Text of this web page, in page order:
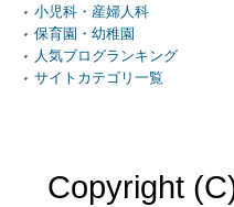
小児科・産婦人科
保育園・幼稚園
人気ブログランキング
サイトカテゴリ一覧
Copyright